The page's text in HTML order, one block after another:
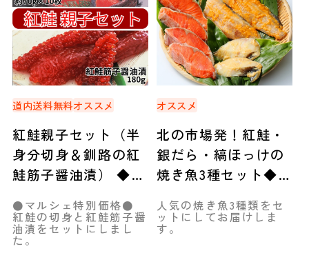
道内送料無料オススメ
紅鮭親子セット（半
身分切身＆釧路の紅
鮭筋子醤油漬） ◆共
●マルシェ特別価格●
紅鮭の切身と紅鮭筋子醤
油漬をセットにしまし
た。
オススメ
北の市場発！紅鮭・
銀だら・縞ほっけの
焼き魚3種セット◆共
人気の焼き魚3種類をセ
ットにしてお届けしま
す。